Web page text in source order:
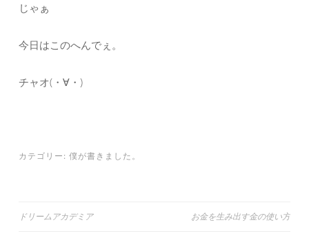
じゃぁ
今日はこのへんでぇ。
チャオ(・∀・)
カテゴリー: 僕が書きました。
投
ドリームアカデミア お金を生み出す金の使い方